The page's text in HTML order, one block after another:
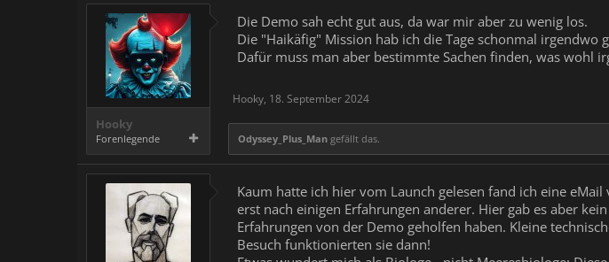
Hooky
Forenlegende
Die Demo sah echt gut aus, da war mir aber zu wenig los.
Die "Haikäfig" Mission hab ich die Tage schonmal irgendwo
Dafür muss man aber bestimmte Sachen finden, was wohl
Hooky, 18. September 2024
Odyssey_Plus_Man gefällt das.
Kaum hatte ich hier vom Launch gelesen fand ich eine
erst nach einigen Erfahrungen anderer. Hier gab es aber
Erfahrungen von der Demo geholfen haben. Kleine
Besuch funktionierten sie dann!